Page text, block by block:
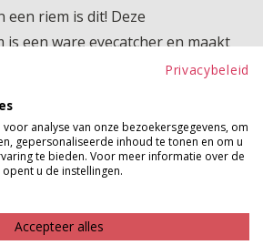
een riem is dit! Deze
een ware eyecatcher en maakt
Privacybeleid
analyse van onze bezoekersgegevens, om
gepersonaliseerde inhoud te tonen en om u
te bieden. Voor meer informatie over de
u de instellingen.
Accepteer alles